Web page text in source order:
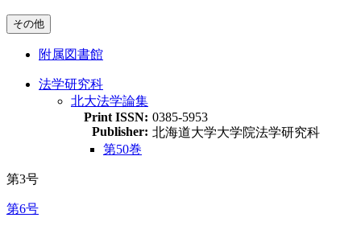
その他
附属図書館
法学研究科
北大法学論集
Print ISSN: 0385-5953
Publisher: 北海道大学大学院法学研究科
第50巻
第3号
第6号